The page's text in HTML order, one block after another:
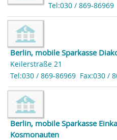
Tel:030 / 869-86969
Berlin, mobile Sparkasse
Keilerstraße 21
Tel:030 / 869-86969 Fax:030 /
Berlin, mobile Sparkasse
Kosmonauten